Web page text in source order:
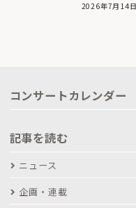
2026年7月14日
コンサートカレンダー
記事を読む
ニュース
企画・連載